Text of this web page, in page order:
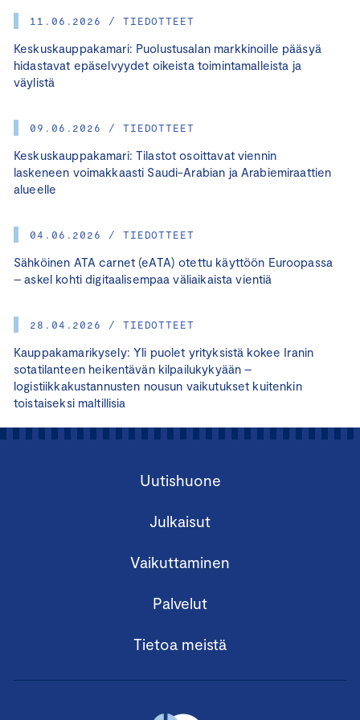
11.06.2026 / TIEDOTTEET
Keskuskauppakamari: Puolustusalan markkinoille pääsyä
hidastavat epäselvyydet oikeista toimintamalleista ja
väylistä
09.06.2026 / TIEDOTTEET
Keskuskauppakamari: Tilastot osoittavat viennin
laskeneen voimakkaasti Saudi-Arabian ja Arabiemiraattien
alueelle
04.06.2026 / TIEDOTTEET
Sähköinen ATA carnet (eATA) otettu käyttöön Euroopassa
– askel kohti digitaalisempaa väliaikaista vientiä
28.04.2026 / TIEDOTTEET
Kauppakamarikysely: Yli puolet yrityksistä kokee Iranin
sotatilanteen heikentävän kilpailukykyään –
logistiikkakustannusten nousun vaikutukset kuitenkin
toistaiseksi maltillisia
Uutishuone
Julkaisut
Vaikuttaminen
Palvelut
Tietoa meistä